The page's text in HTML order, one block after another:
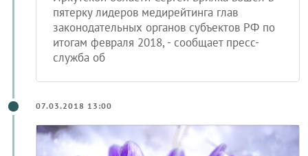
пятерку лидеров медирейтинга глав
законодательных органов субъектов РФ по
итогам февраля 2018, - сообщает пресс-
служба об
07.03.2018 13:00